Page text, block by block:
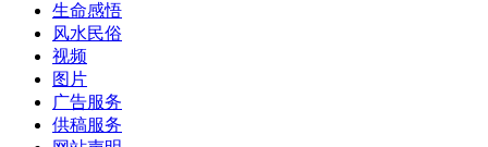
生命感悟
风水民俗
视频
图片
广告服务
供稿服务